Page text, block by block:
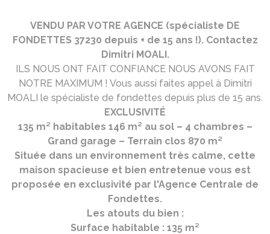
VENDU PAR VOTRE AGENCE (spécialiste DE
FONDETTES 37230 depuis + de 15 ans !). Contactez
Dimitri MOALI.
ILS NOUS ONT FAIT CONFIANCE NOUS AVONS FAIT
NOTRE MAXIMUM ! Vous aussi faites appel à Dimitri
MOALI le spécialiste de fondettes depuis plus de 15 ans.
EXCLUSIVITÉ
135 m² habitables 146 m² au sol – 4 chambres –
Grand garage – Terrain clos 870 m²
Située dans un environnement très calme, cette
maison spacieuse et bien entretenue vous est
proposée en exclusivité par l'Agence Centrale de
Fondettes.
Les atouts du bien :
Surface habitable : 135 m²